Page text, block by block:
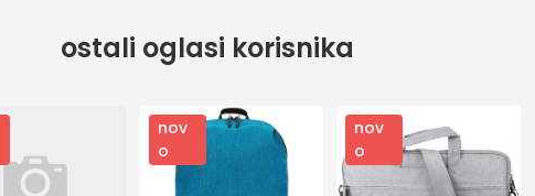
ostali oglasi korisnika
nov
o
nov
o